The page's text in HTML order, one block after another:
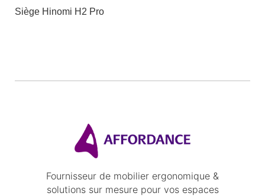
Siège Hinomi H2 Pro
Fournisseur de mobilier ergonomique &
solutions sur mesure pour vos espaces